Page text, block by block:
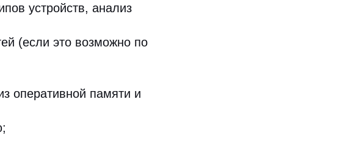
устройств, анализ
(если это возможно по
оперативной памяти и